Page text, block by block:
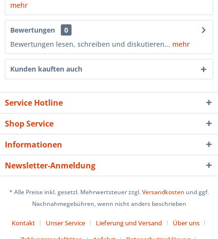
mehr
Bewertungen
0
Bewertungen lesen, schreiben und diskutieren... mehr
Kunden kauften auch
Service Hotline
Shop Service
Informationen
Newsletter-Anmeldung
* Alle Preise inkl. gesetzl. Mehrwertsteuer zzgl.Versandkosten und ggf.
Nachnahmegebühren, wenn nicht anders beschrieben
Kontakt Unser Service Lieferung und Versand
Über uns